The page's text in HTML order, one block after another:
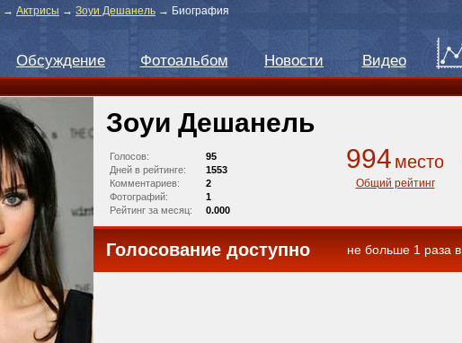
→ Актрисы → Зоуи Дешанель → Биография
Обсуждение Фотоальбом Новости Видео
Зоуи Дешанель
994 место
Общий рейтинг
Голосов:
95
Дней в рейтинге:
1553
Комментариев:
2
Фотографий:
1
Рейтинг за месяц:
0.000
Голосование доступно не больше 1 раза в